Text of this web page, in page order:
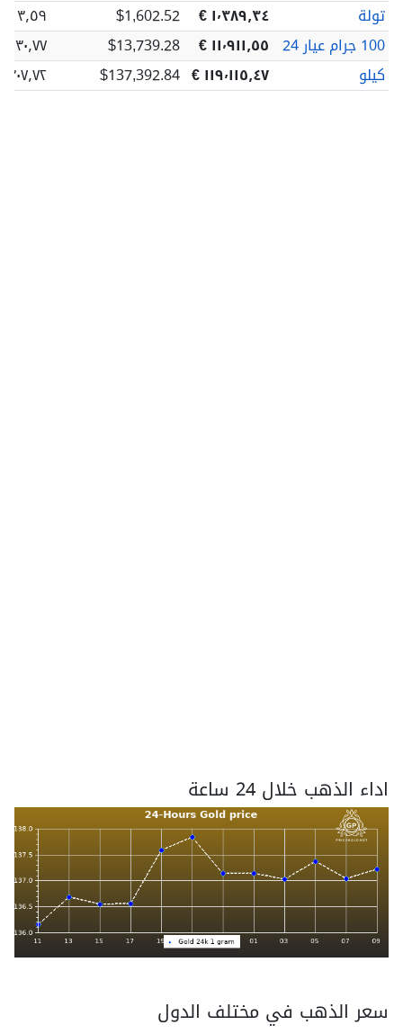
تولة
١٬٣٨٩٫٣٤ € $1,602.52
٣٫٥٩ €
100 جرام عيار 24
١١٬٩١١٫٥٥ € $13,739.28
٣٠٫٧٧ €
كيلو
١١٩٬١١٥٫٤٧ € $137,392.84 ٣٠٧٫٧٢ €
اداء الذهب خلال 24 ساعة
سعر الذهب في مختلف الدول